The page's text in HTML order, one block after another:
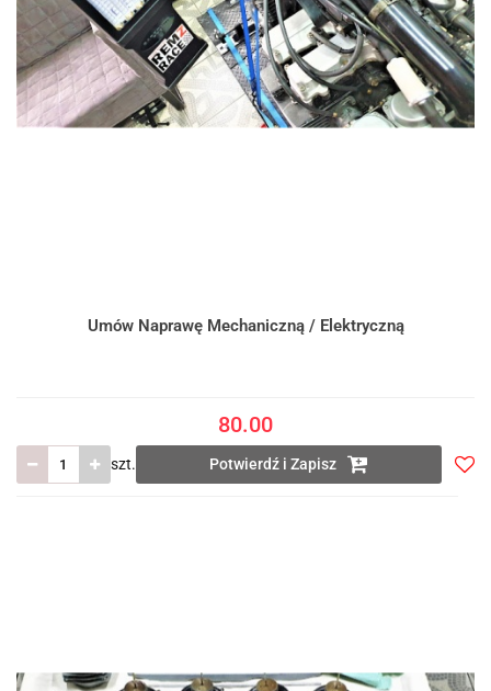
Umów Naprawę Mechaniczną / Elektryczną
80.00
szt. Potwierdź i Zapisz